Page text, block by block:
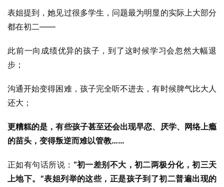
表姐提到，她见过很多学生，问题最为明显的实际上大部分
都在初二——
此前一向成绩优异的孩子，到了这时候学习会忽然大幅退
步；
沟通开始变得困难，孩子完全听不进去，有时候脾气比大人
还大；
更糟糕的是，有些孩子甚至还会出现早恋、厌学、网络上瘾
的苗头，变得叛逆而难以管教……
正如有句话所说： “初一差别不大，初二两极分化，初三天
上地下。”表姐列举的这些，正是孩子到了初二普遍出现的